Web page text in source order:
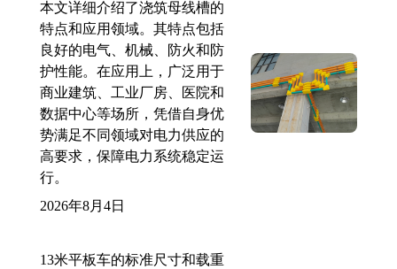
本文详细介绍了浇筑母线槽的
特点和应用领域。其特点包括
良好的电气、机械、防火和防
护性能。在应用上，广泛用于
商业建筑、工业厂房、医院和
数据中心等场所，凭借自身优
势满足不同领域对电力供应的
高要求，保障电力系统稳定运
行。
2026年8月4日
13米平板车的标准尺寸和载重